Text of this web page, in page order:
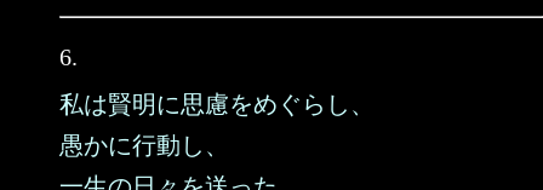
6.
私は賢明に思慮をめぐらし、
愚かに行動し、